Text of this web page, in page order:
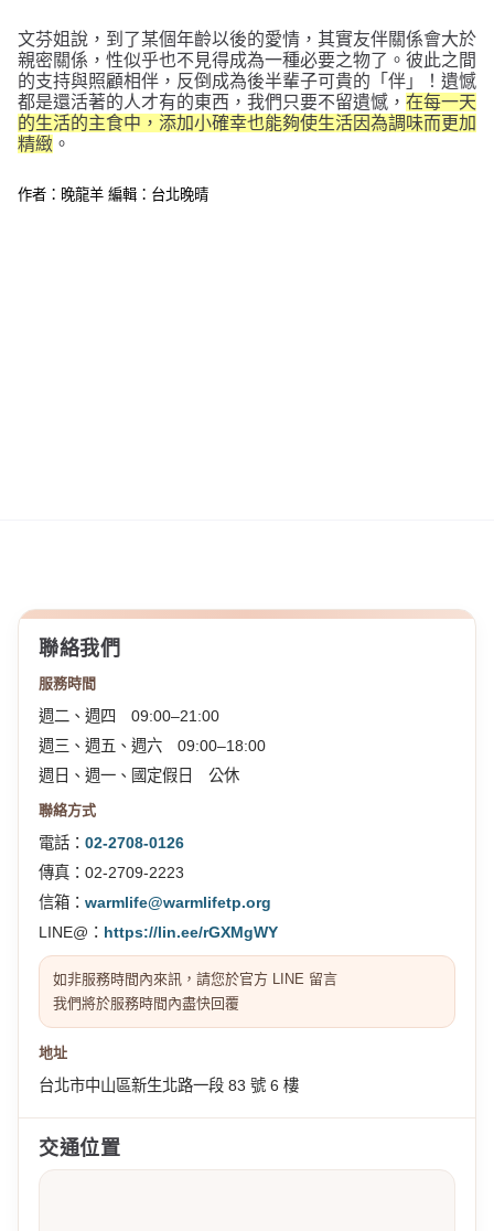
文芬姐說，到了某個年齡以後的愛情，其實友伴關係會大於
親密關係，性似乎也不見得成為一種必要之物了。彼此之間
的支持與照顧相伴，反倒成為後半輩子可貴的「伴」！遺憾
都是還活著的人才有的東西，我們只要不留遺憾， 在每一天
的生活的主食中，添加小確幸也能夠使生活因為調味而更加
精緻 。
作者：晚龍羊 編輯：台北晚晴
聯絡我們
服務時間
週二、週四 09:00–21:00
週三、週五、週六 09:00–18:00
週日、週一、國定假日 公休
聯絡方式
電話： 02-2708-0126
傳真：02-2709-2223
信箱： warmlife@warmlifetp.org
LINE@： https://lin.ee/rGXMgWY
如非服務時間內來訊，請您於官方 LINE 留言
我們將於服務時間內盡快回覆
地址
台北市中山區新生北路一段 83 號 6 樓
交通位置